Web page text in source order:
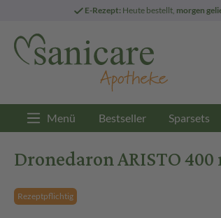
E-Rezept: Heute bestellt, morgen
Menü Bestseller Sparsets
Dronedaron ARISTO
Rezeptpflichtig